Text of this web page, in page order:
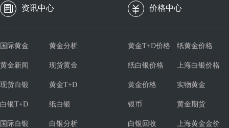
资讯中心 价格中心
国际黄金 黄金分析
黄金新闻 现货黄金
现货白银 黄金T+D
白银T+D 纸白银
国际白银 白银分析
黄金T+D价格 纸黄金价格
纸白银价格 上海白银价格
黄金价格 实物黄金
银币 黄金期货
白银回收 上海黄金金价